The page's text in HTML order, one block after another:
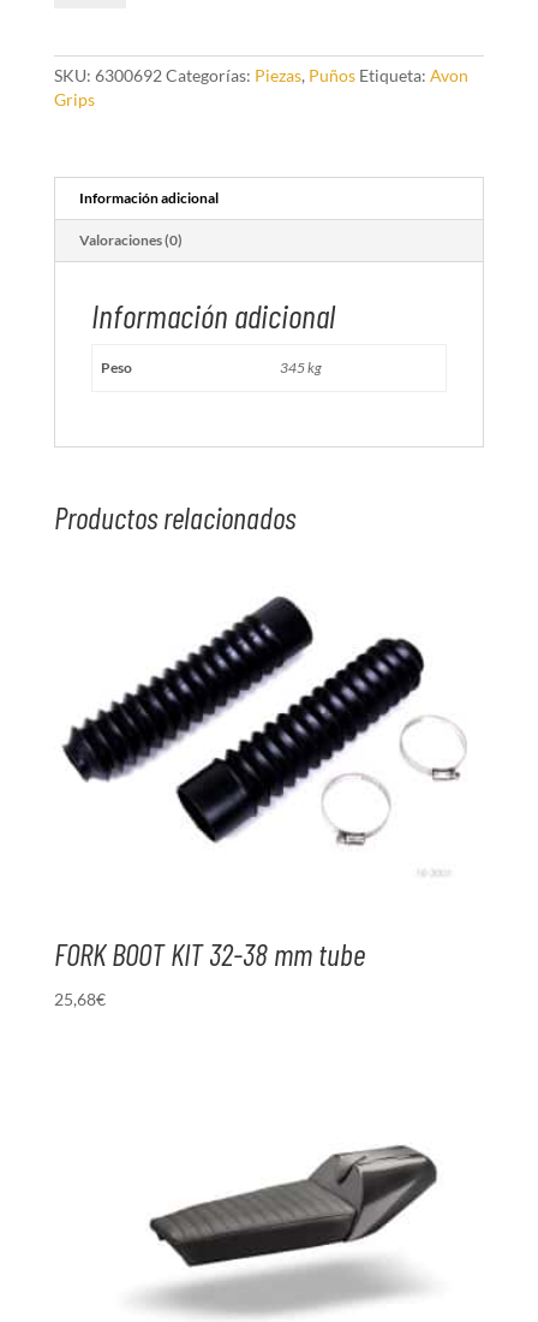
cantidad
SKU: 6300692 Categorías: Piezas, Puños Etiqueta: Avon
Grips
Información adicional
Valoraciones (0)
Información adicional
Peso 345 kg
Productos relacionados
FORK BOOT KIT 32-38 mm tube
25,68€